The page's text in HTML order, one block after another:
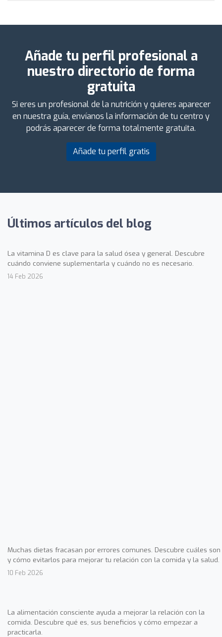
Añade tu perfil profesional a
nuestro directorio de forma
gratuita
Si eres un profesional de la nutrición y quieres aparecer
en nuestra guía, envíanos la información de tu centro y
podrás aparecer de forma totalmente gratuita.
Añade tu perfil gratis
Últimos artículos del blog
La vitamina D es clave para la salud ósea y general. Descubre
cuándo conviene suplementarla y cuándo no es necesario.
14 Feb 2026
Muchas dietas fracasan por errores comunes. Descubre cuáles son
y cómo evitarlos para mejorar tu relación con la comida y la salud.
10 Feb 2026
La alimentación consciente ayuda a mejorar la relación con la
comida. Descubre qué es, sus beneficios y cómo empezar a
practicarla.